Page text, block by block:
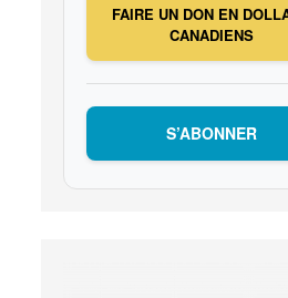
FAIRE UN DON EN
CANADIENS
S’ABONNER